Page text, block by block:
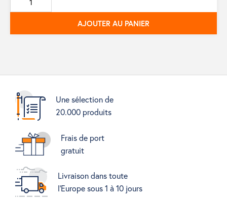
base
AJOUTER AU PANIER
Une sélection de
20.000 produits
Frais de port
gratuit
Livraison dans toute
l'Europe sous 1 à 10 jours